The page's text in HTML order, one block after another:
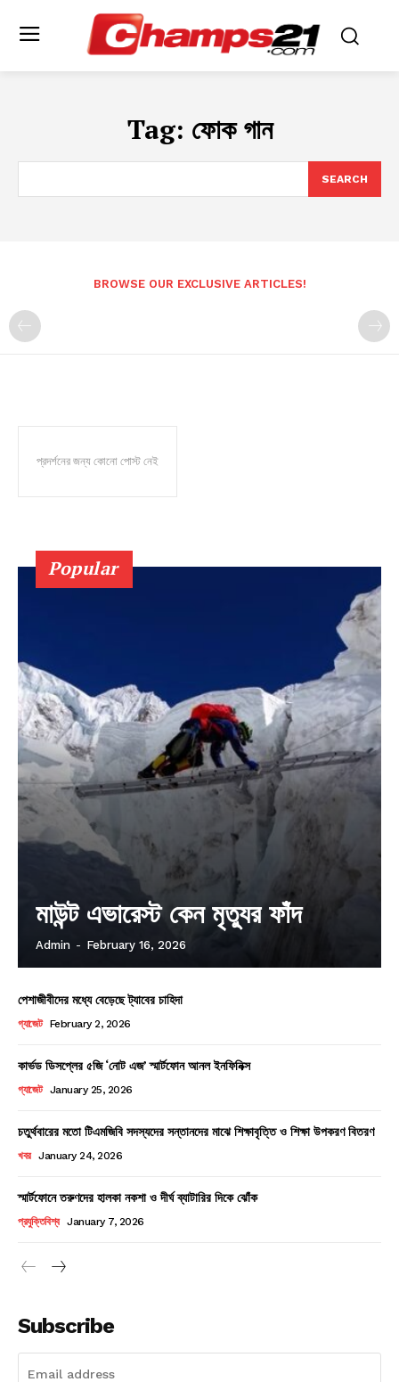
Company
Tag: ফোক গান
SEARCH
BROWSE OUR EXCLUSIVE ARTICLES!
প্রদর্শনের জন্য কোনো পোস্ট নেই
Popular
মাউন্ট এভারেস্ট কেন মৃত্যুর ফাঁদ
Admin - February 16, 2026
পেশাজীবীদের মধ্যে বেড়েছে ট্যাবের চাহিদা
গ্যাজেট February 2, 2026
কার্ভড ডিসপ্লের ৫জি ‘নোট এজ’ স্মার্টফোন আনল ইনফিনিক্স
গ্যাজেট January 25, 2026
চতুর্থবারের মতো টিএমজিবি সদস্যদের সন্তানদের মাঝে শিক্ষাবৃত্তি ও শিক্ষা উপকরণ বিতরণ
খবর January 24, 2026
স্মার্টফোনে তরুণদের হালকা নকশা ও দীর্ঘ ব্যাটারির দিকে ঝোঁক
প্রযুক্তিবিশ্ব January 7, 2026
Subscribe